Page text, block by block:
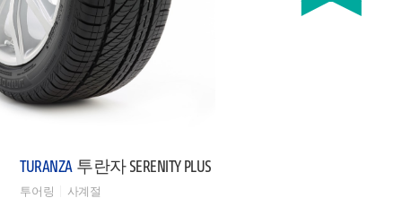
TURANZA 투란자 SERENITY PLUS
투어링 사계절